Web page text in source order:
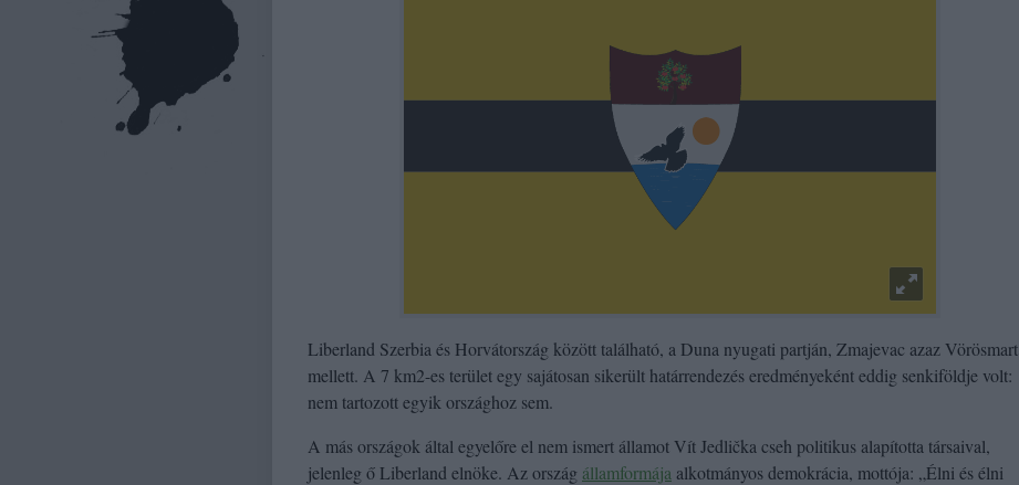
Liberland Szerbia és Horvátország között található, a Duna nyugati partján, Zmajevac azaz Vörösmart
mellett. A 7 km2-es terület egy sajátosan sikerült határrendezés eredményeként eddig senkiföldje volt:
nem tartozott egyik országhoz sem.
A más országok által egyelőre el nem ismert államot Vít Jedlička cseh politikus alapította társaival,
jelenleg ő Liberland elnöke. Az ország államformája alkotmányos demokrácia, mottója: „Élni és élni